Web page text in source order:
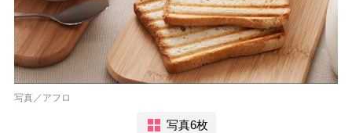
写真／アフロ
写真6枚